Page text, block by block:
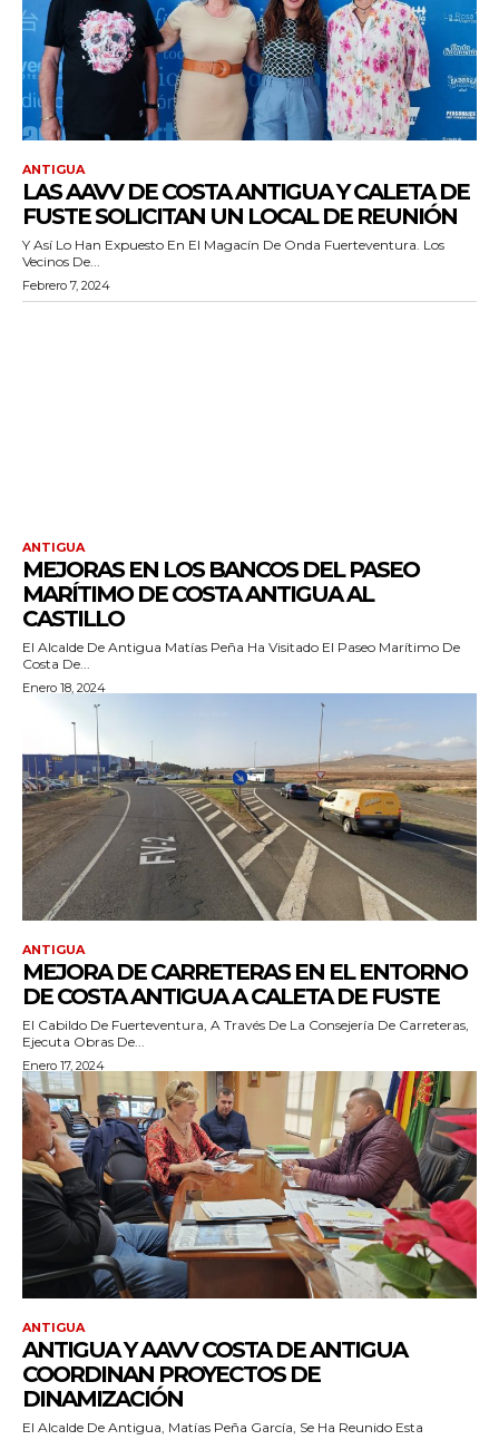
ANTIGUA
LAS AAVV DE COSTA ANTIGUA Y CALETA DE
FUSTE SOLICITAN UN LOCAL DE REUNIÓN
Y Así Lo Han Expuesto En El Magacín De Onda Fuerteventura. Los
Vecinos De...
Febrero 7, 2024
ANTIGUA
MEJORAS EN LOS BANCOS DEL PASEO
MARÍTIMO DE COSTA ANTIGUA AL
CASTILLO
El Alcalde De Antigua Matías Peña Ha Visitado El Paseo Marítimo De
Costa De...
Enero 18, 2024
ANTIGUA
MEJORA DE CARRETERAS EN EL ENTORNO
DE COSTA ANTIGUA A CALETA DE FUSTE
El Cabildo De Fuerteventura, A Través De La Consejería De Carreteras,
Ejecuta Obras De...
Enero 17, 2024
ANTIGUA
ANTIGUA Y AAVV COSTA DE ANTIGUA
COORDINAN PROYECTOS DE
DINAMIZACIÓN
El Alcalde De Antigua, Matías Peña García, Se Ha Reunido Esta